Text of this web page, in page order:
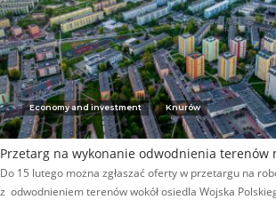
Economy and investment Knurów
Przetarg na wykonanie odwodnienia terenów
Do 15 lutego można zgłaszać oferty w przetargu na
z odwodnieniem terenów wokół osiedla Wojska